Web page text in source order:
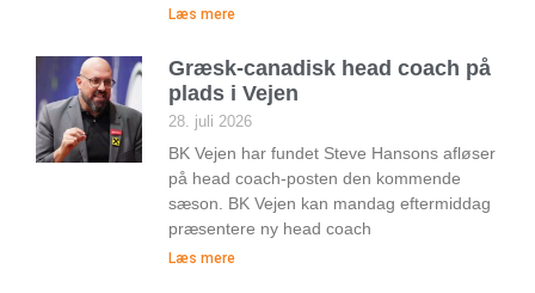
Læs mere
Græsk-canadisk head coach på
plads i Vejen
28. juli 2026
BK Vejen har fundet Steve Hansons afløser
på head coach-posten den kommende
sæson. BK Vejen kan mandag eftermiddag
præsentere ny head coach
Læs mere